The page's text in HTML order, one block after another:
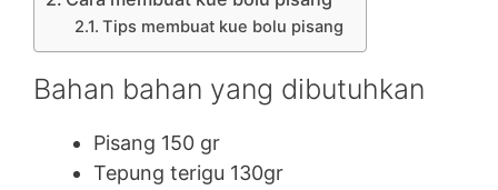
Tips membuat kue bolu pisang
Bahan bahan yang dibutuhkan
Pisang 150 gr
Tepung terigu 130gr